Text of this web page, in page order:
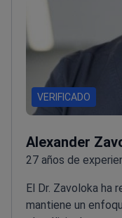
VERIFICADO
Alexander
27 años de
El Dr. Zavoloka ha
mantiene un